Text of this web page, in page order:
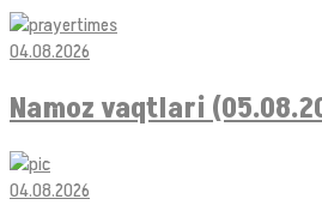
04.08.2026
Namoz vaqtlari
04.08.2026